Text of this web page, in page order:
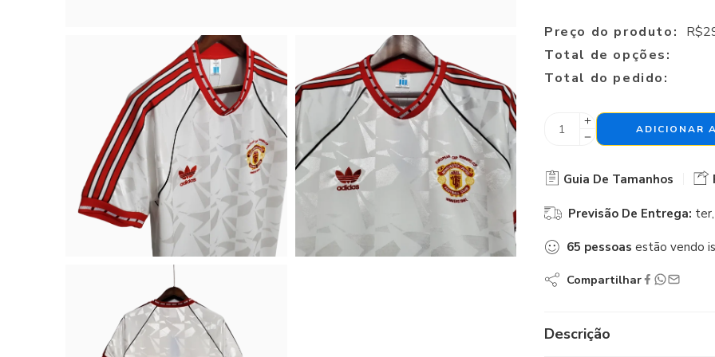
Preço do produto: R$
Total de opções:
Total do pedido:
ADICIONAR
Guia De Tamanhos
Previsão De Entrega:
65 pessoas estão vendo
Compartilhar
Descrição